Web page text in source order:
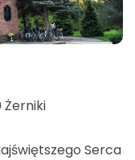
Żerniki
Serca